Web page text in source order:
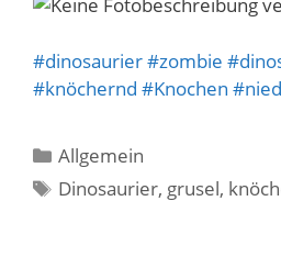
#dinosaurier#zombie
#knöchernd #Knochen
Kategorien
Allgemein
Schlagwörter
Dinosaurier, grusel,